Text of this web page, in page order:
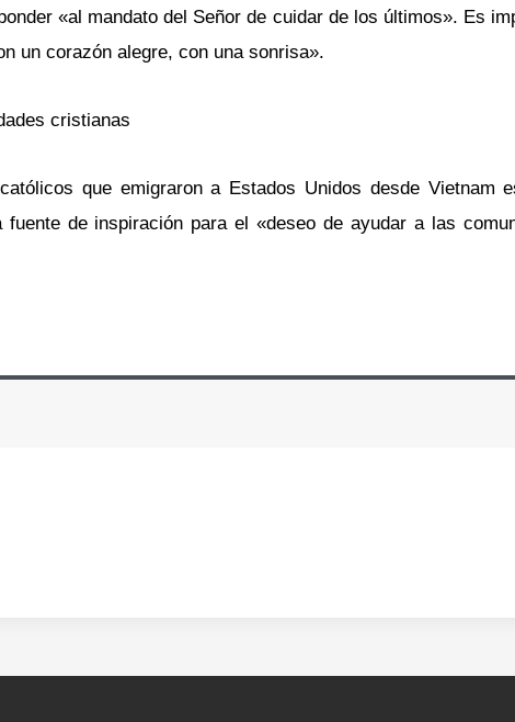
«al mandato del Señor de cuidar de los últimos». Es
un corazón alegre, con una sonrisa».
cristianas
que emigraron a Estados Unidos desde Vietnam
fuente de inspiración para el «deseo de ayudar a las